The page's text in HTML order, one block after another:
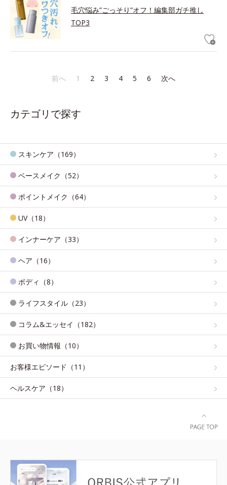
毛穴悩み”ごっそり”オフ！編集部ガチ推し
TOP3
前へ 1 2 3 4 5 6 次へ
カテゴリで探す
スキンケア（169）
ベースメイク（52）
ポイントメイク（64）
UV（18）
インナーケア（33）
ヘア（16）
ボディ（8）
ライフスタイル（23）
コラム&エッセイ（182）
お買い物情報（10）
お客様エピソード（11）
ヘルスケア（18）